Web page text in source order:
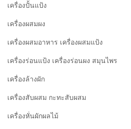
เครื่องปั้นแป้ง
เครื่องผสมผง
เครื่องผสมอาหาร เครื่องผสมแป้ง
เครื่องร่อนแป้ง เครื่องร่อนผง สมุนไพร
เครื่องล้างผัก
เครื่องสับผสม กะทะสับผสม
เครื่องหั่นผักผลไม้